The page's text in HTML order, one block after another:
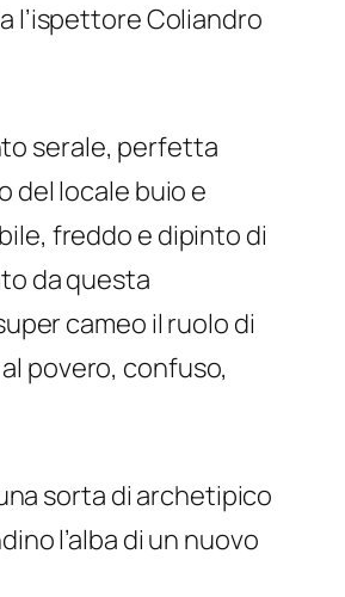
l’ispettore Coliandro
serale, perfetta
del locale buio e
freddo e dipinto di
da questa
cameo il ruolo di
povero, confuso,
sorta di archetipico
l’alba di un nuovo